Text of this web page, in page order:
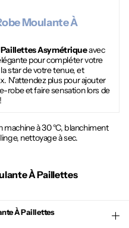
Moulante À
Asymétriqueavec
pour compléter votre
star de votre tenue, et
N'attendez plus pour ajouter
robe et faire sensation lors de
machine à 30 °C, blanchiment
nettoyage à sec.
À Paillettes
À Paillettes